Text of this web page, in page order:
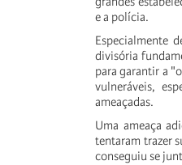
e a polícia.
Especialmente
divisória
para garantir a
vulneráveis,
ameaçadas.
Uma ameaça
tentaram trazer
conseguiu se